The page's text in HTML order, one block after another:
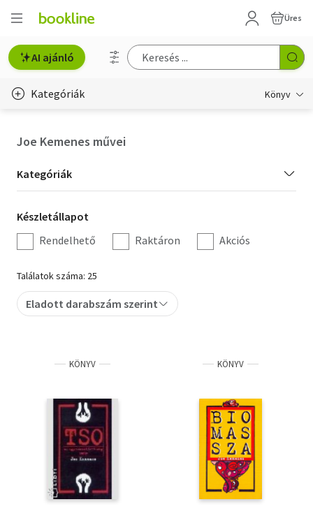
Üres
AI ajánló
Kategóriák Könyv
Hobbi, szabadidő
Irodalom
Művészet
Szakkönyv
Tankönyv, segédkönyv
Társadalomtudomány
Természettudomány
Történelem
Joe Kemenes művei
Kategória
szűrés
Kategóriák
Készletállapot
szűrés
Készletállapot
Rendelhető
Raktáron Akciós
Találatok száma: 25
Eladott darabszám szerint
KÖNYV KÖNYV